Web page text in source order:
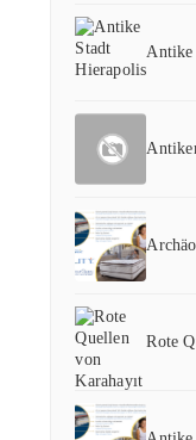
Antike
Rote